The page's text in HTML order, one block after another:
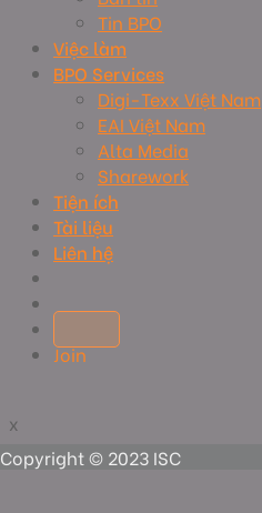
Copyright © 2023 ISC
Tin BPO
Việc làm
BPO Services
Digi-Texx Việt Nam
EAI Việt Nam
Alta Media
Sharework
Tiện ích
Tài liệu
Liên hệ
Join
x
x